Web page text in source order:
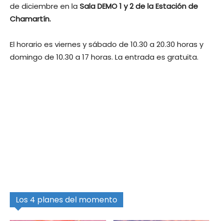
de diciembre en la Sala DEMO 1 y 2 de la Estación de
Chamartín.
El horario es viernes y sábado de 10.30 a 20.30 horas y
domingo de 10.30 a 17 horas. La entrada es gratuita.
Los 4 planes del momento